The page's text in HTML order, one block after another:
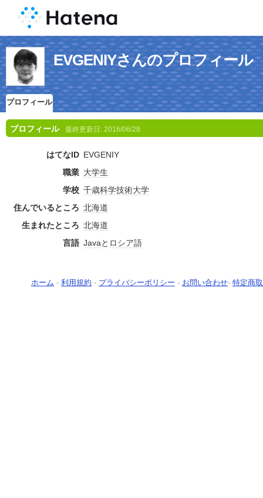
EVGENIYさんのプロフィール
プロフィール
プロフィール 最終更新日: 2016/06/28
はてなID EVGENIY
職業 大学生
学校 千歳科学技術大学
住んでいるところ 北海道
生まれたところ 北海道
言語 Javaと ロシア語
ホーム - 利用規約 - プライバシーポリシー - お問い合わせ- 特定商